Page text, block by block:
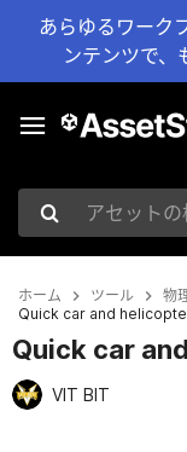
あらゆるワーク
ンテンツで、
アセットの検索
ホーム ツール
物
Quick car and
Quick car
VIT BIT